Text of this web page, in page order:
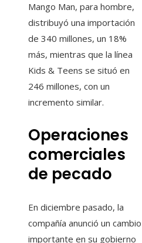
Mango Man, para hombre,
distribuyó una importación
de 340 millones, un 18%
más, mientras que la línea
Kids & Teens se situó en
246 millones, con un
incremento similar.
Operaciones
comerciales
de pecado
En diciembre pasado, la
compañía anunció un cambio
importante en su gobierno